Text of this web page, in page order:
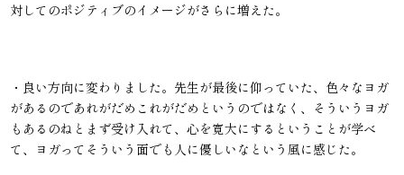
対してのポジティブのイメージがさらに増えた。
・良い方向に変わりました。先生が最後に仰っていた、色々なヨガ
があるのであれがだめこれがだめというのではなく、そういうヨガ
もあるのねとまず受け入れて、心を寛大にするということが学べ
て、ヨガってそういう面でも人に優しいなという風に感じた。